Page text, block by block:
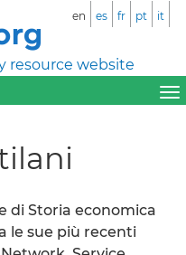
resource website
en es fr pt it
di Storia economica
le sue più recenti